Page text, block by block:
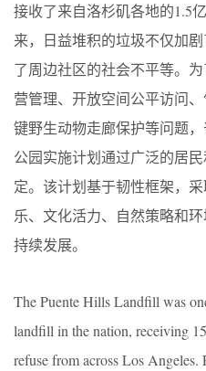
接收了来自洛杉矶各地的1.5
来，日益堆积的垃圾不仅加
了周边社区的社会不平等。
营管理、开放空间公平访问
键野生动物走廊保护等问题
公园实施计划通过广泛的居
定。该计划基于韧性框架，
乐、文化活力、自然策略和
持续发展。
The Puente Hills Landfill was
landfill in the nation, receiving
refuse from across Los Angeles.